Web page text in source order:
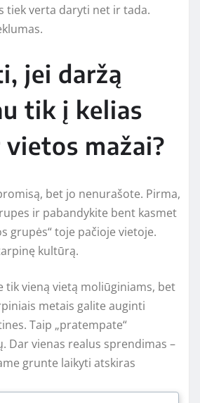
tiek verta daryti net ir tada.
jei daržą
tik į kelias
mažai?
bet jo nenurašote. Pirma,
ir pabandykite bent kasmet
grupės“ toje pačioje vietoje.
kultūrą.
tik vieną vietą moliūginiams, bet
metais galite auginti
Taip „pratempate“
Dar vienas realus sprendimas –
grunte laikyti atskiras